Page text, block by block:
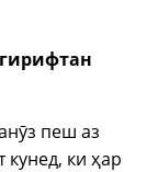
пеш аз
ки ҳар